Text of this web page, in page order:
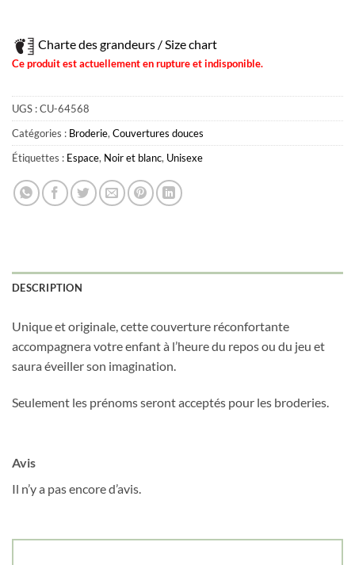
Charte des grandeurs / Size chart
Ce produit est actuellement en rupture et indisponible.
UGS :CU-64568
Catégories : Broderie,Couvertures douces
Étiquettes : Espace, Noir et blanc, Unisexe
DESCRIPTION
Unique et originale, cette couverture réconfortante
accompagnera votre enfant à l’heure du repos ou du jeu et
saura éveiller son imagination.
Seulement les prénoms seront acceptés pour les broderies.
Avis
Il n’y a pas encore d’avis.